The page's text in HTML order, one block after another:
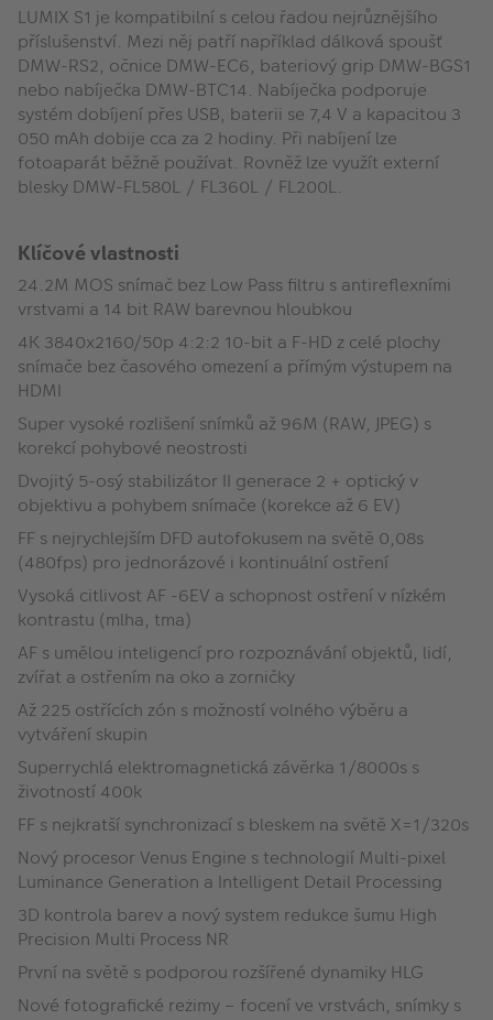
LUMIX S1 je kompatibilní s celou řadou nejrůznějšího
příslušenství. Mezi něj patří například dálková spoušť
DMW-RS2, očnice DMW-EC6, bateriový grip DMW-BGS1
nebo nabíječka DMW-BTC14. Nabíječka podporuje
systém dobíjení přes USB, baterii se 7,4 V a kapacitou 3
050 mAh dobije cca za 2 hodiny. Při nabíjení lze
fotoaparát běžně používat. Rovněž lze využít externí
blesky DMW-FL580L / FL360L / FL200L.
Klíčové vlastnosti
24.2M MOS snímač bez Low Pass filtru s antireflexními
vrstvami a 14 bit RAW barevnou hloubkou
4K 3840x2160/50p 4:2:2 10-bit a F-HD z celé plochy
snímače bez časového omezení a přímým výstupem na
HDMI
Super vysoké rozlišení snímků až 96M (RAW, JPEG) s
korekcí pohybové neostrosti
Dvojitý 5-osý stabilizátor II generace 2 + optický v
objektivu a pohybem snímače (korekce až 6 EV)
FF s nejrychlejším DFD autofokusem na světě 0,08s
(480fps) pro jednorázové i kontinuální ostření
Vysoká citlivost AF -6EV a schopnost ostření v nízkém
kontrastu (mlha, tma)
AF s umělou inteligencí pro rozpoznávání objektů, lidí,
zvířat a ostřením na oko a zorničky
Až 225 ostřících zón s možností volného výběru a
vytváření skupin
Superrychlá elektromagnetická závěrka 1/8000s s
životností 400k
FF s nejkratší synchronizací s bleskem na světě X=1/320s
Nový procesor Venus Engine s technologií Multi-pixel
Luminance Generation a Intelligent Detail Processing
3D kontrola barev a nový system redukce šumu High
Precision Multi Process NR
První na světě s podporou rozšířené dynamiky HLG
Nové fotografické reżimy – focení ve vrstvách, snímky s